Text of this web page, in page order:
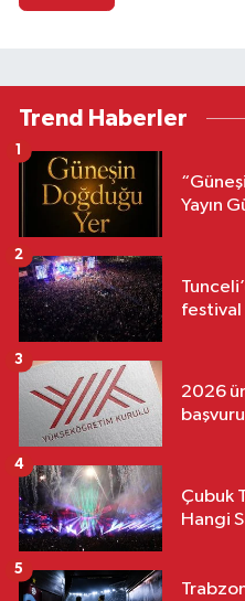
Trend Haberler
Yayın
1
festival
2
2026
3
Çubuk
Hangi
4
5